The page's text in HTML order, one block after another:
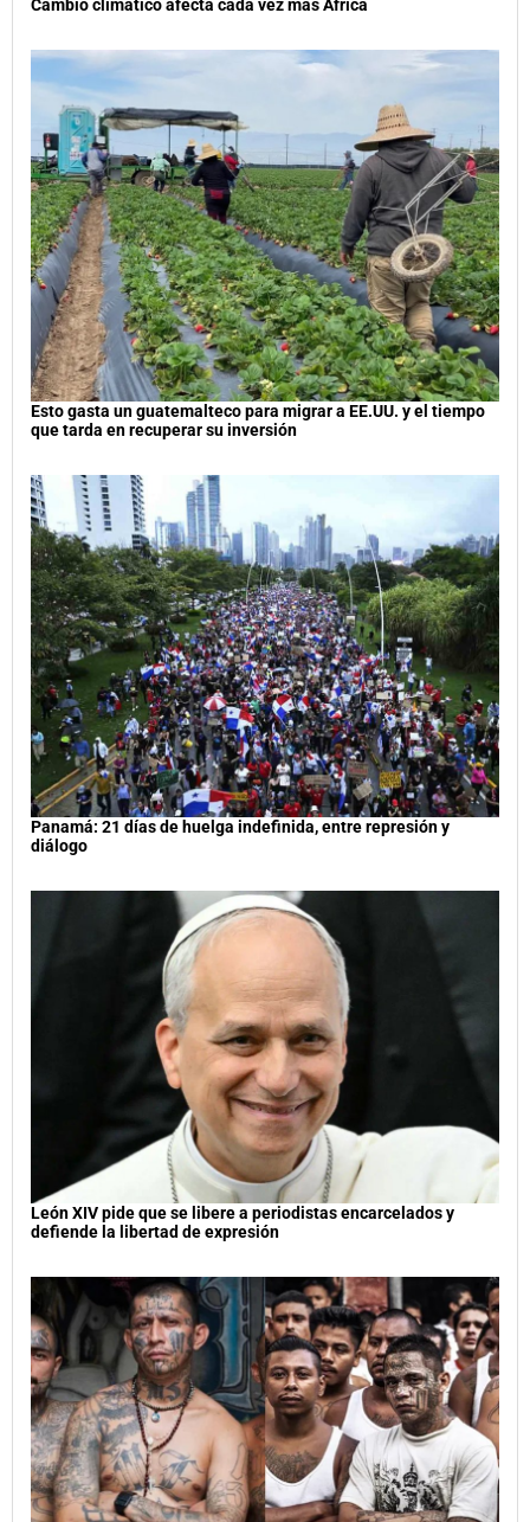
Cambio climático afecta cada vez más África
Esto gasta un guatemalteco para migrar a EE.UU. y el tiempo
que tarda en recuperar su inversión
Panamá: 21 días de huelga indefinida, entre represión y
diálogo
León XIV pide que se libere a periodistas encarcelados y
defiende la libertad de expresión